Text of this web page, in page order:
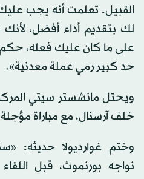
القبيل. تعلمت أنه يجب
لك بتقديم أداء أفضل،
على ما كان عليك فعله، حكم
حد كبير رمي عملة معدنية».
ويحتل مانشستر سيتي
خلف آرسنال، مع مباراة
وختم غوارديولا حديثه:
نواجه ​بورنموث، قبل